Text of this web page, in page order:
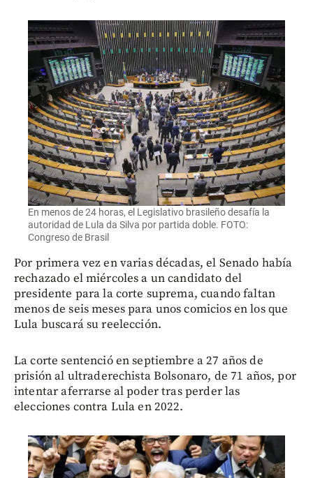
En menos de 24 horas, el Legislativo brasileño desafía la
autoridad de Lula da Silva por partida doble. FOTO:
Congreso de Brasil
Por primera vez en varias décadas, el Senado había
rechazado el miércoles a un candidato del
presidente para la corte suprema, cuando faltan
menos de seis meses para unos comicios en los que
Lula buscará su reelección.
La corte sentenció en septiembre a 27 años de
prisión al ultraderechista Bolsonaro, de 71 años, por
intentar aferrarse al poder tras perder las
elecciones contra Lula en 2022.